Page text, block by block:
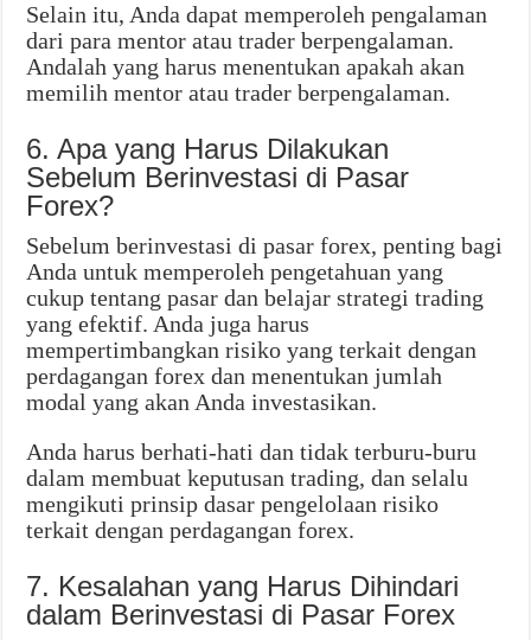
Selain itu, Anda dapat memperoleh pengalaman
dari para mentor atau trader berpengalaman.
Andalah yang harus menentukan apakah akan
memilih mentor atau trader berpengalaman.
6. Apa yang Harus Dilakukan
Sebelum Berinvestasi di Pasar
Forex?
Sebelum berinvestasi di pasar forex, penting bagi
Anda untuk memperoleh pengetahuan yang
cukup tentang pasar dan belajar strategi trading
yang efektif. Anda juga harus
mempertimbangkan risiko yang terkait dengan
perdagangan forex dan menentukan jumlah
modal yang akan Anda investasikan.
Anda harus berhati-hati dan tidak terburu-buru
dalam membuat keputusan trading, dan selalu
mengikuti prinsip dasar pengelolaan risiko
terkait dengan perdagangan forex.
7. Kesalahan yang Harus Dihindari
dalam Berinvestasi di Pasar Forex